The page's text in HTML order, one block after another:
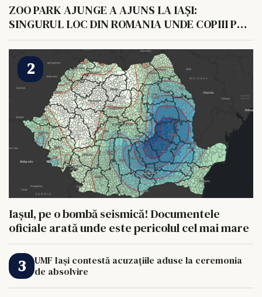
ZOO PARK AJUNGE A AJUNS LA IAȘI:
SINGURUL LOC DIN ROMANIA UNDE COPIII POT
HRANI UN ELEFANT
Iașul, pe o bombă seismică! Documentele
oficiale arată unde este pericolul cel mai mare
UMF Iași contestă acuzațiile aduse la ceremonia
de absolvire